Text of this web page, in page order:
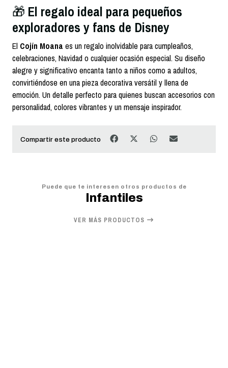
🎁 El regalo ideal para pequeños
exploradores y fans de Disney
El Cojín Moana es un regalo inolvidable para cumpleaños,
celebraciones, Navidad o cualquier ocasión especial. Su diseño
alegre y significativo encanta tanto a niños como a adultos,
convirtiéndose en una pieza decorativa versátil y llena de
emoción. Un detalle perfecto para quienes buscan accesorios con
personalidad, colores vibrantes y un mensaje inspirador.
Compartir este producto
Puede que te interesen otros productos de
Infantiles
VER MÁS PRODUCTOS